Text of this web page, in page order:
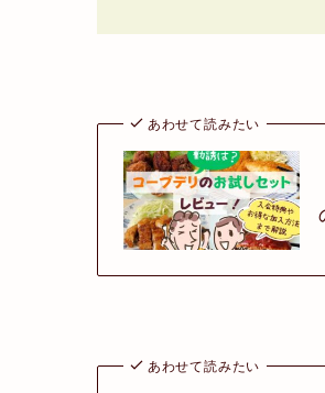
あわせて読みたい
あわせて読みたい